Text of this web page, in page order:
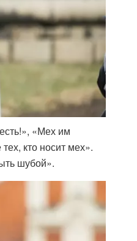
«Мех им
кто носит мех».
шубой».